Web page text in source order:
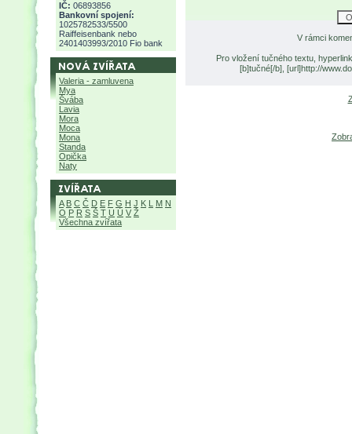
IČ: 06893856
Bankovní spojení:
1025782533/5500
Raiffeisenbank nebo
2401403993/2010 Fio bank
Valeria - zamluvena
Mya
Švába
Lavia
Mora
Moca
Mona
Standa
Opička
Naty
A B C Č D E F G H J K L M N
O P R S Š T U Ú V Ž
Všechna zvířata
V rámci
Pro vložení tučného textu,
[b]tučné[/b], [url]http://